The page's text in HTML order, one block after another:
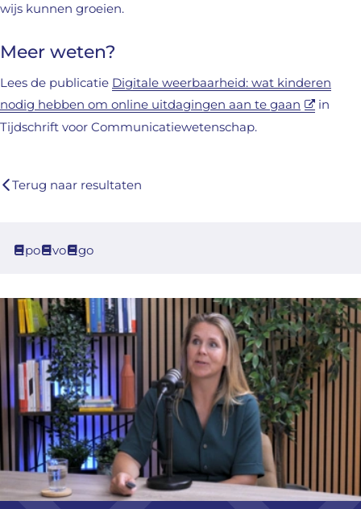
wijs kunnen groeien.
Meer weten?
Lees de publicatie Digitale weerbaarheid: wat kinderen
nodig hebben om online uitdagingen aan te gaan
in
Tijdschrift voor Communicatiewetenschap.
Terug naar resultaten
po vo go